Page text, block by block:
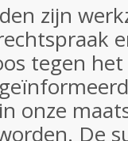
zijn
tegen
onze
De